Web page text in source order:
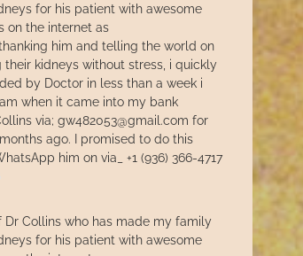
for his patient with awesome
on the internet as
him and telling the world on
kidneys without stress, i quickly
by Doctor in less than a week i
when it came into my bank
via; gw482053@gmail.com for
ago. I promised to do this
him on via_ +1 (936) 366-4717
Dr Collins who has made my family
for his patient with awesome